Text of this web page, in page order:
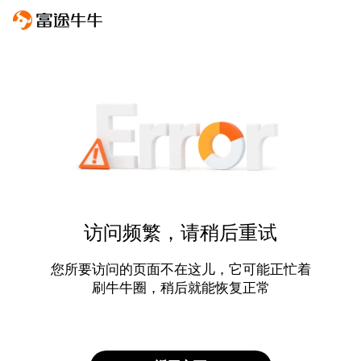
访问频繁，请稍后重试
您所要访问的页面不在这儿，它可能正忙着
刷牛牛圈，稍后就能恢复正常